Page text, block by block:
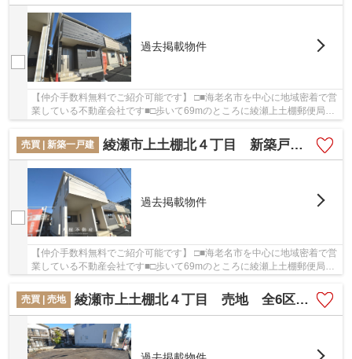
過去掲載物件
【仲介手数料無料でご紹介可能です】 □■海老名市を中心に地域密着で営
業している不動産会社です■□歩いて69mのところに綾瀬上土棚郵便局が
あります。開放感を味わうことが出来る南側道...
売買 | 新築一戸建
綾瀬市上土棚北４丁目 新築戸建て 全6棟【仲介手数料無料】
過去掲載物件
【仲介手数料無料でご紹介可能です】 □■海老名市を中心に地域密着で営
業している不動産会社です■□歩いて69mのところに綾瀬上土棚郵便局が
売買 | 売地
綾瀬市上土棚北４丁目 売地 全6区画